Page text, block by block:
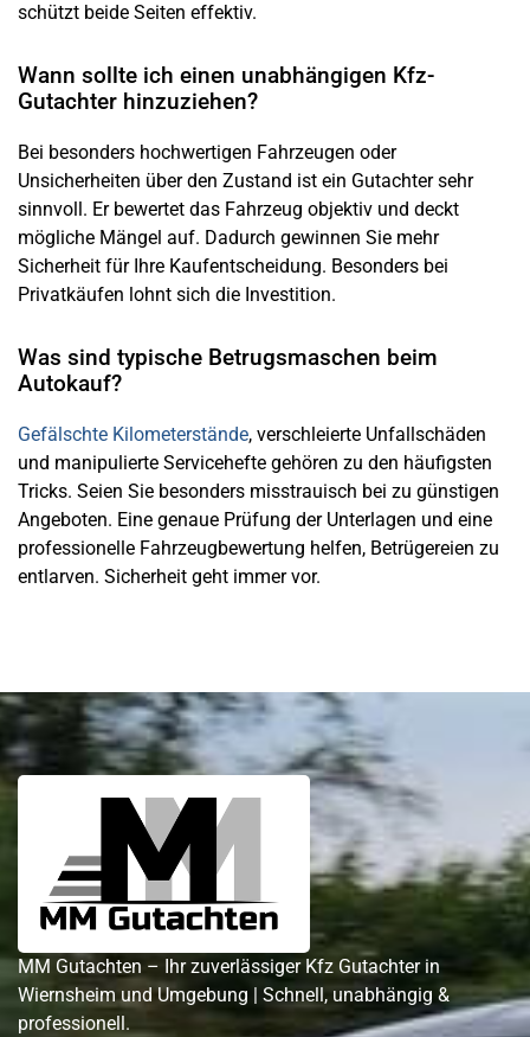
schützt beide Seiten effektiv.
Wann sollte ich einen unabhängigen Kfz-
Gutachter hinzuziehen?
Bei besonders hochwertigen Fahrzeugen oder
Unsicherheiten über den Zustand ist ein Gutachter sehr
sinnvoll. Er bewertet das Fahrzeug objektiv und deckt
mögliche Mängel auf. Dadurch gewinnen Sie mehr
Sicherheit für Ihre Kaufentscheidung. Besonders bei
Privatkäufen lohnt sich die Investition.
Was sind typische Betrugsmaschen beim
Autokauf?
Gefälschte Kilometerstände, verschleierte Unfallschäden
und manipulierte Servicehefte gehören zu den häufigsten
Tricks. Seien Sie besonders misstrauisch bei zu günstigen
Angeboten. Eine genaue Prüfung der Unterlagen und eine
professionelle Fahrzeugbewertung helfen, Betrügereien zu
entlarven. Sicherheit geht immer vor.
MM Gutachten – Ihr zuverlässiger Kfz Gutachter in
Wiernsheim und Umgebung | Schnell, unabhängig &
professionell.